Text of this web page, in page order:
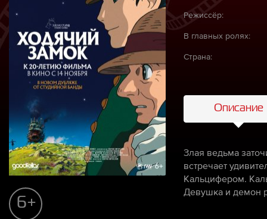
6+
Режиссёр:
В главных ролях:
Страна:
Описание
Злая ведьма
встречает
Кальцифером.
Девушка и демон